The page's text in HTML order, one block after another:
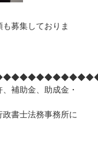
募集しておりま
補助金、助成金・
書士法務事務所に